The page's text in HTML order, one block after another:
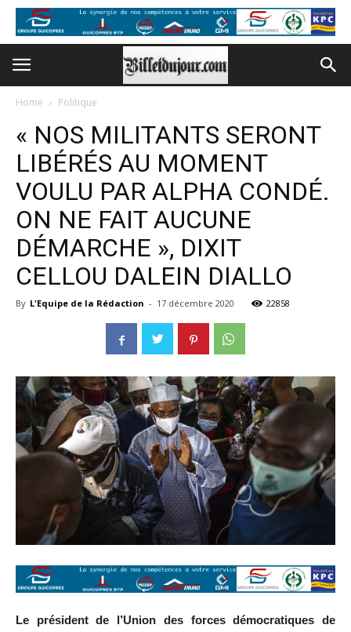
Home Politique
« NOS MILITANTS SERONT
LIBÉRÉS AU MOMENT
VOULU PAR ALPHA CONDÉ.
ON NE FAIT AUCUNE
DÉMARCHE », DIXIT
CELLOU DALEIN DIALLO
By L'Equipe de la Rédaction - 17 décembre 2020 22858
Le président de l’Union des forces démocratiques de